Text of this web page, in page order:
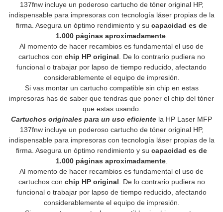
137fnw incluye un poderoso cartucho de tóner original HP,
indispensable para impresoras con tecnología láser propias de la
firma. Asegura un óptimo rendimiento y su capacidad es de
1.000 páginas aproximadamente.
Al momento de hacer recambios es fundamental el uso de
cartuchos con chip HP original. De lo contrario pudiera no
funcional o trabajar por lapso de tiempo reducido, afectando
considerablemente el equipo de impresión.
Si vas montar un cartucho compatible sin chip en estas
impresoras has de saber que tendras que poner el chip del tóner
que estas usando.
Cartuchos originales para un uso eficiente la HP Laser MFP
137fnw incluye un poderoso cartucho de tóner original HP,
indispensable para impresoras con tecnología láser propias de la
firma. Asegura un óptimo rendimiento y su capacidad es de
1.000 páginas aproximadamente.
Al momento de hacer recambios es fundamental el uso de
cartuchos con chip HP original. De lo contrario pudiera no
funcional o trabajar por lapso de tiempo reducido, afectando
considerablemente el equipo de impresión.